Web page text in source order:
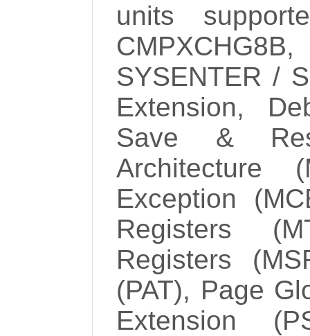
units
SYSENTER /
Extension,
Save &
Architecture
Exception
Registers
Registers
(PAT), Page
Extension